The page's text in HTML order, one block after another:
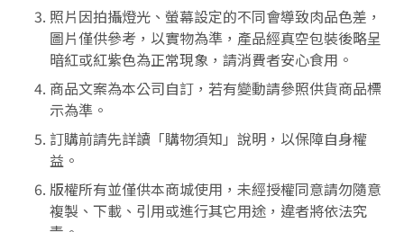
照片因拍攝燈光、螢幕設定的不同會導致肉品色差，
圖片僅供參考，以實物為準，產品經真空包裝後略呈
暗紅或紅紫色為正常現象，請消費者安心食用。
商品文案為本公司自訂，若有變動請參照供貨商品標
示為準。
訂購前請先詳讀「購物須知」說明，以保障自身權
益。
版權所有並僅供本商城使用，未經授權同意請勿隨意
複製、下載、引用或進行其它用途，違者將依法究